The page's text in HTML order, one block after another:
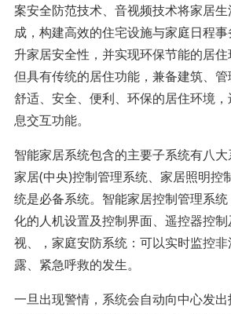
案安全防范技术、音视频技术将家居
成，构建高效的住宅设施与家庭日程
升家居安全性，并实现环保节能的居
但具有传统的居住功能，兼备建筑、管
舒适、安全、便利、环保的居住环境
息交互功能。
智能家居系统包含的主要子系统有八
家居(中央)控制管理系统、家居照明控
统是必备系统。智能家居控制管理系
化的人机设置及控制界面、遥控器控
视、，家庭安防系统：可以实时监控
露、紧急呼救的发生。
一旦出现警情，系统会自动向中心发